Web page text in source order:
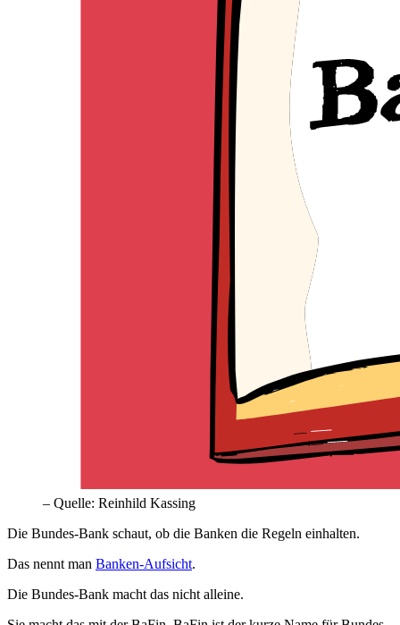
– Quelle: Reinhild Kassing
Die Bundes-Bank schaut, ob die Banken die Regeln einhalten.
Das nennt man Banken-Aufsicht.
Die Bundes-Bank macht das nicht alleine.